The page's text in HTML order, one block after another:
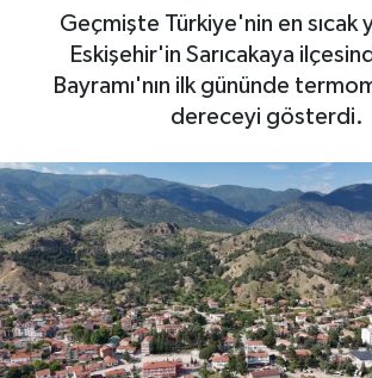
Geçmişte Türkiye'nin en sıcak
Eskişehir'in Sarıcakaya
Bayramı'nın ilk gününde
dereceyi gösterdi.
Ekonomi
Yaşam
Resmi ilanlar
Son Dakika Haberleri
Haber Arşivi